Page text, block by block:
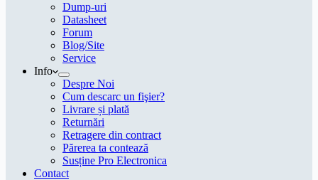
Dump-uri
Datasheet
Forum
Blog/Site
Service
Info
Despre Noi
Cum descarc un fişier?
Livrare și plată
Returnări
Retragere din contract
Părerea ta contează
Susține Pro Electronica
Contact